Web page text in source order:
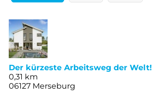
Der kürzeste Arbeitsweg der Welt!
0,31 km
06127 Merseburg